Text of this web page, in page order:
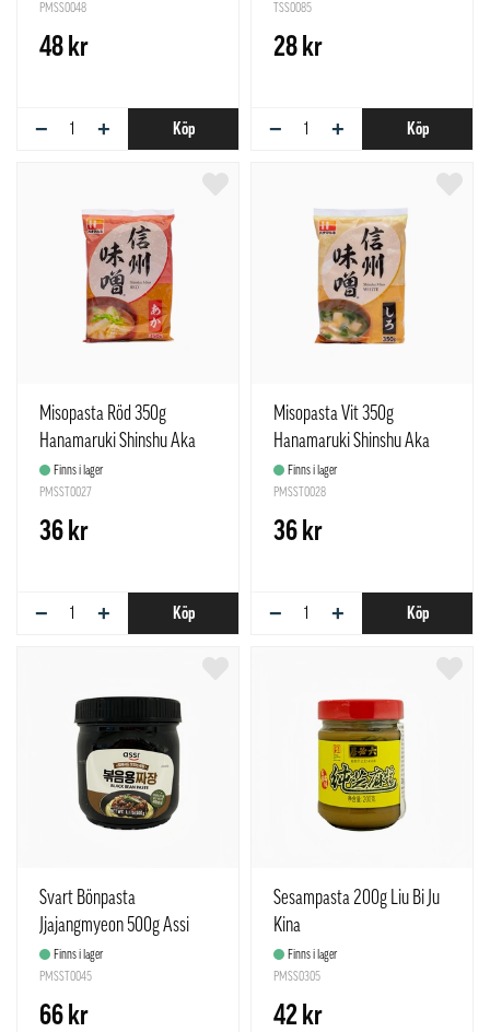
PMSS0048
48 kr
− + Köp
TSS0085
28 kr
− + Köp
Misopasta Röd 350g
Hanamaruki Shinshu Aka
Finns i lager
PMSST0027
36 kr
− + Köp
Misopasta Vit 350g
Hanamaruki Shinshu Aka
Finns i lager
PMSST0028
36 kr
− + Köp
Svart Bönpasta
Jjajangmyeon 500g Assi
Korean
Finns i lager
PMSST0045
66 kr
Sesampasta 200g Liu Bi Ju
Kina
Finns i lager
PMSS0305
42 kr